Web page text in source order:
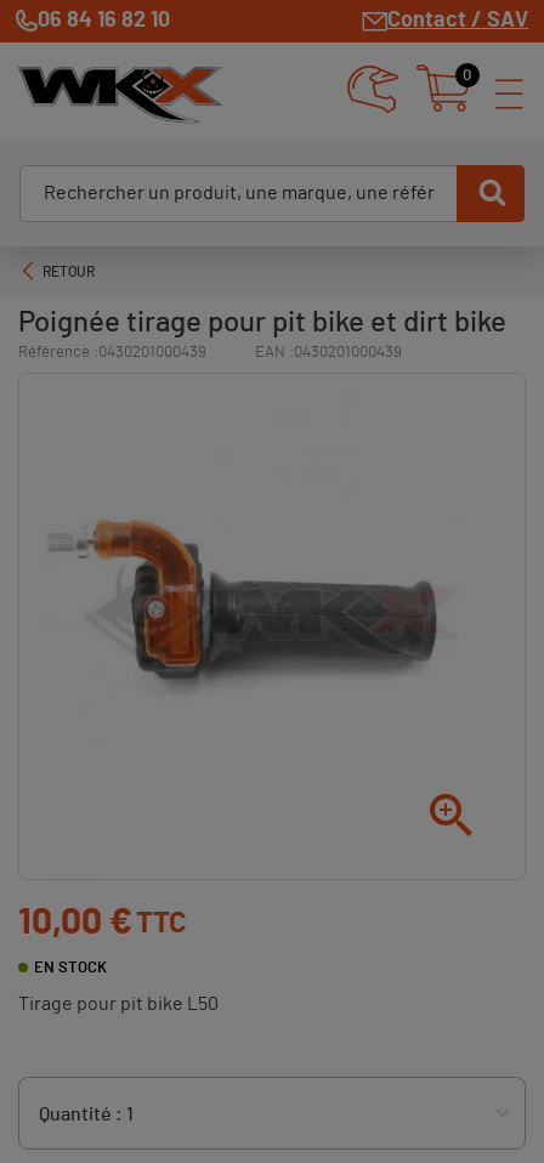
06 84 16 82 10 Contact / SAV
0
RETOUR
Poignée tirage pour pit bike et dirt bike
Référence :0430201000439 EAN :0430201000439

10,00 €TTC
EN STOCK
Tirage pour pit bike L50